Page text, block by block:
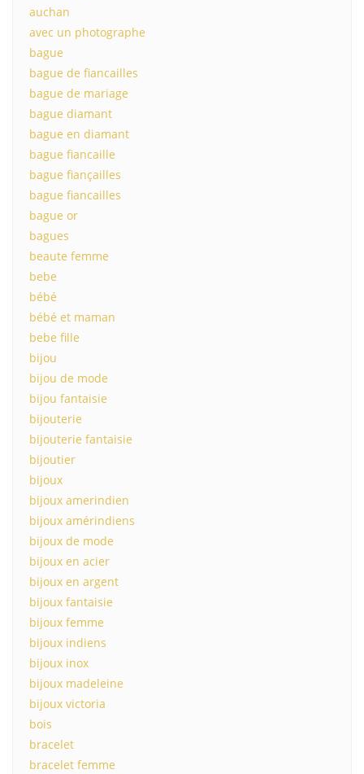
auchan
avec un photographe
bague
bague de fiancailles
bague de mariage
bague diamant
bague en diamant
bague fiancaille
bague fiançailles
bague fiancailles
bague or
bagues
beaute femme
bebe
bébé
bébé et maman
bebe fille
bijou
bijou de mode
bijou fantaisie
bijouterie
bijouterie fantaisie
bijoutier
bijoux
bijoux amerindien
bijoux amérindiens
bijoux de mode
bijoux en acier
bijoux en argent
bijoux fantaisie
bijoux femme
bijoux indiens
bijoux inox
bijoux madeleine
bijoux victoria
bois
bracelet
bracelet femme